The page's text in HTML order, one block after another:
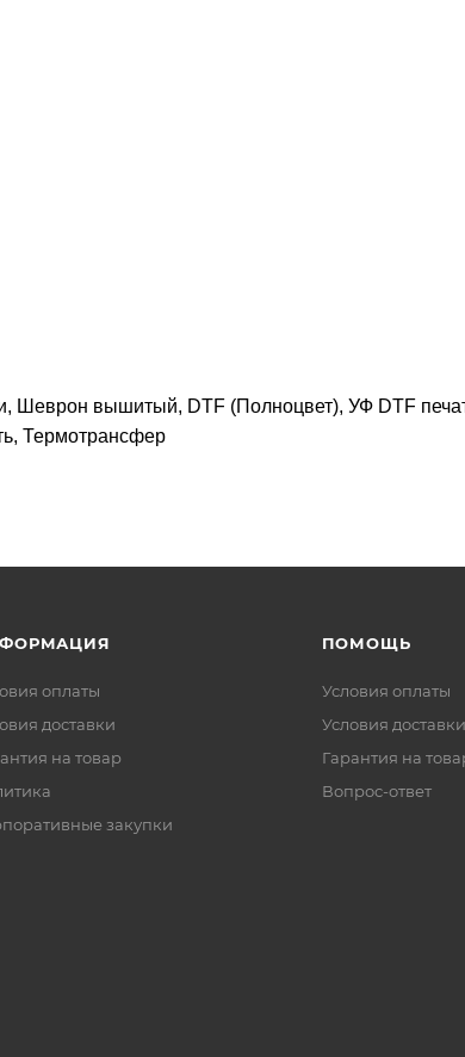
Шеврон вышитый, DTF (Полноцвет), УФ DTF
Термотрансфер
оплаты
доставки
на товар
закупки
ПОМОЩЬ
Условия оплаты
Условия доставки
Гарантия на
Вопрос-ответ